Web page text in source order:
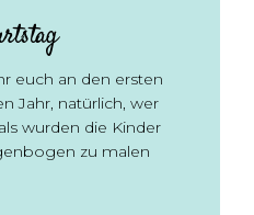
euch an den ersten
Jahr, natürlich, wer
wurden die Kinder
zu malen